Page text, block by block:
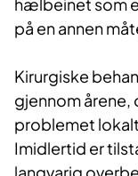
på en annen
Kirurgiske
gjennom årene,
problemet
Imidlertid er
langvarig